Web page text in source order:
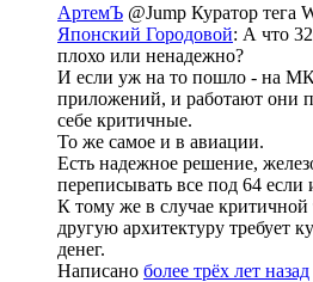
АртемЪ @Jump Куратор тега
Японский Городовой: А что
плохо или ненадежно?
И если уж на то пошло - на
приложений, и работают они
себе критичные.
То же самое и в авиации.
Есть надежное решение,
переписывать все под 64 если
К тому же в случае критичной
другую архитектуру требует
денег.
Написано более трёх лет назад